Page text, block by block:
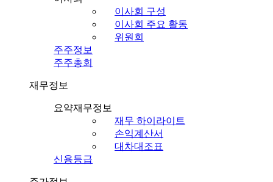
이사회 구성
이사회 주요 활동
위원회
주주정보
주주총회
재무정보
요약재무정보
재무 하이라이트
손익계산서
대차대조표
신용등급